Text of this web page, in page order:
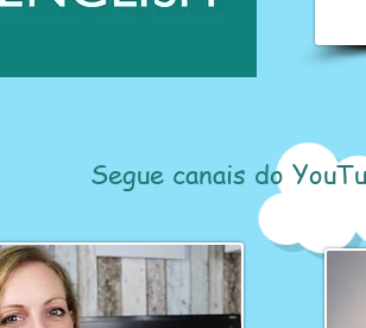
Segue canais do